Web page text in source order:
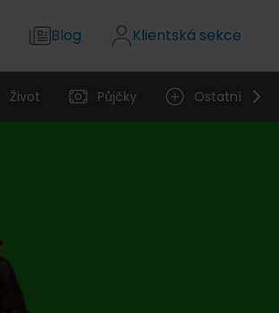
Blog Klientská sekce
Život Půjčky Ostatní